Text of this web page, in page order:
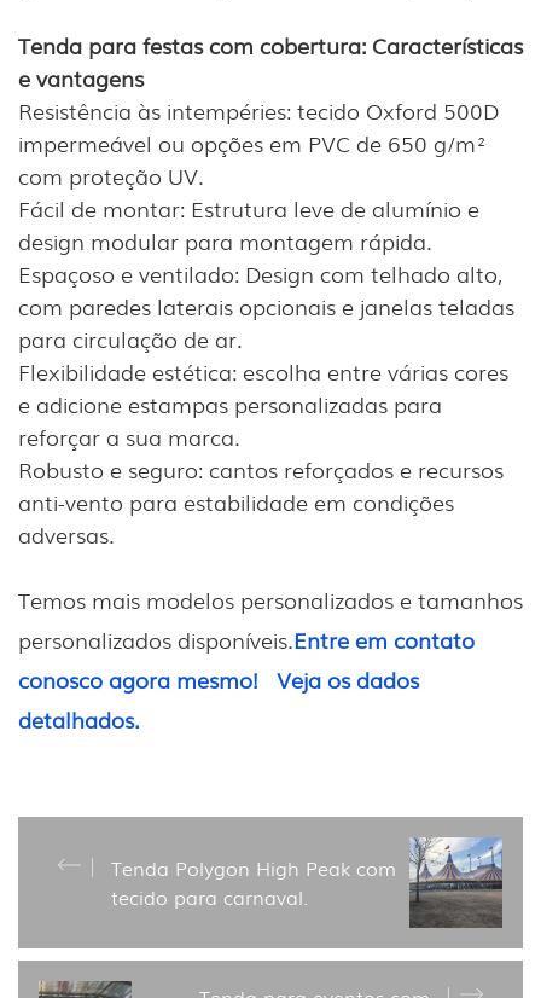
Tenda para festas com cobertura: Características
e vantagens
Resistência às intempéries: tecido Oxford 500D
impermeável ou opções em PVC de 650 g/m²
com proteção UV.
Fácil de montar: Estrutura leve de alumínio e
design modular para montagem rápida.
Espaçoso e ventilado: Design com telhado alto,
com paredes laterais opcionais e janelas teladas
para circulação de ar.
Flexibilidade estética: escolha entre várias cores
e adicione estampas personalizadas para
reforçar a sua marca.
Robusto e seguro: cantos reforçados e recursos
anti-vento para estabilidade em condições
adversas.
Temos mais modelos personalizados e tamanhos
personalizados disponíveis.Entre em contato
conosco agora mesmo!
Veja os dados
detalhados.
Tenda Polygon High Peak com
tecido para carnaval.